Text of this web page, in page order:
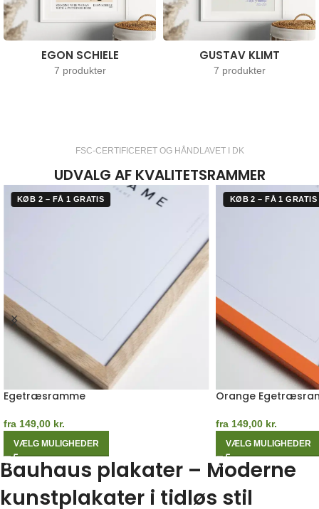
EGON SCHIELE
7 produkter
GUSTAV KLIMT
7 produkter
FSC-CERTIFICERET OG HÅNDLAVET I DK
UDVALG AF KVALITETSRAMMER
KØB 2 – FÅ 1 GRATIS
Egetræsramme
fra 149,00 kr.
VÆLG MULIGHEDER
KØB 2 – FÅ 1 GRATIS
Orange
fra 149,00 kr.
VÆLG MULIGHEDER
Bauhaus plakater – Moderne
kunstplakater i tidløs stil